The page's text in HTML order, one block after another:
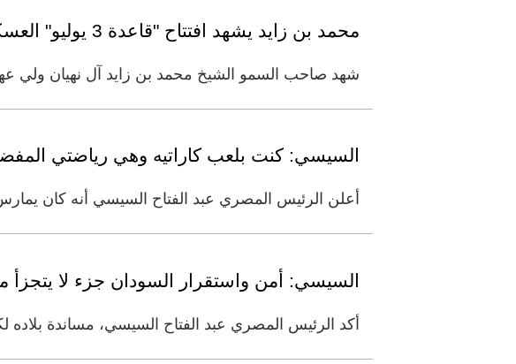
محمد بن زايد يشهد افتتاح "قاعدة 3 يوليو" العسكرية البحرية
شهد صاحب السمو الشيخ محمد بن زايد آل نهيان ولي عهد
السيسي: كنت بلعب كاراتيه وهي رياضتي
أعلن الرئيس المصري عبد الفتاح السيسي أنه كان يمارس رياضة "الكاراتيه" منذ عام
السيسي: أمن واستقرار السودان جزء لا
أكد الرئيس المصري عبد الفتاح السيسي، مساندة بلاده